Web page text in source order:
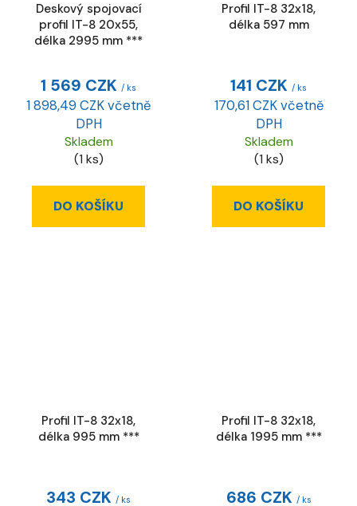
Deskový spojovací
profil IT-8 20x55,
délka 2995 mm ***
1 569 CZK / ks
1 898,49 CZK včetně
DPH
Skladem
(1 ks)
DO KOŠÍKU
Profil IT-8 32x18,
délka 597 mm
141 CZK / ks
170,61 CZK včetně
DPH
Skladem
(1 ks)
DO KOŠÍKU
Profil IT-8 32x18,
délka 995 mm ***
343 CZK / ks
Profil IT-8 32x18,
délka 1995 mm ***
686 CZK / ks